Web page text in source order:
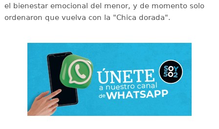
el bienestar emocional del menor, y de momento solo
ordenaron que vuelva con la "Chica dorada".